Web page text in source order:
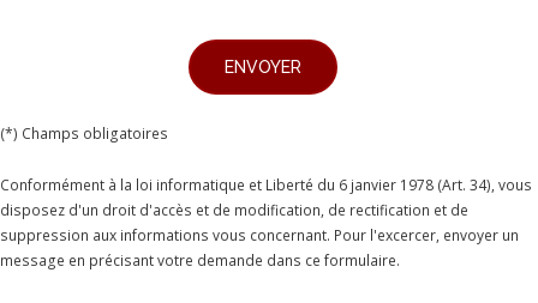
(*) Champs obligatoires
Conformément à la loi informatique et Liberté du 6 janvier 1978 (Art. 34), vous
disposez d'un droit d'accès et de modification, de rectification et de
suppression aux informations vous concernant. Pour l'excercer, envoyer un
message en précisant votre demande dans ce formulaire.